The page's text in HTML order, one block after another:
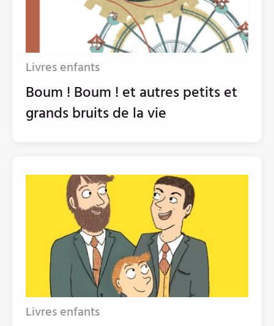
Livres enfants
Boum ! Boum ! et autres petits et
grands bruits de la vie
Livres enfants